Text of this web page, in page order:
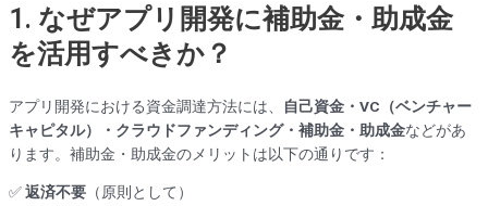
1. なぜアプリ開発に補助金・助成金
を活用すべきか？
アプリ開発における資金調達方法には、
自己資金・VC（ベンチャー
キャピタル）・クラウドファンディング・補助金・助成金などがあ
ります。補助金・助成金のメリットは以下の通りです：
✅返済不要 （原則として）